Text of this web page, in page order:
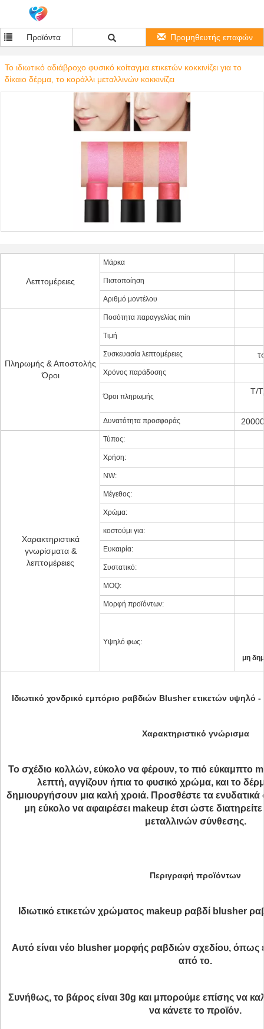
Προϊόντα Προμηθευτής επαφών
Το ιδιωτικό αδιάβροχο φυσικό κοίταγμα ετικετών κοκκινίζει για το
δίκαιο δέρμα, το κοράλλι μεταλλινών κοκκινίζει
Λεπτομέρειες
Μάρκα
Πιστοποίηση
Αριθμό μοντέλου
Πληρωμής & Αποστολής
Όροι
Ποσότητα παραγγελίας min
Τιμή
Συσκευασία λεπτομέρειες
Χρόνος παράδοσης
Όροι πληρωμής
T/
Δυνατότητα προσφοράς
Χαρακτηριστικά
γνωρίσματα &
λεπτομέρειες
Τύπος:
Χρήση:
NW:
Μέγεθος:
Χρώμα:
κοστούμι για:
Ευκαιρία:
Συστατικό:
MOQ:
Μορφή προϊόντων:
Υψηλό φως:
μη
Ιδιωτικό χονδρικό εμπόριο ραβδιών Blusher ετικετών υψηλό
Χαρακτηριστικό γνώρισμα
Το σχέδιο κολλών, εύκολο να φέρουν, το πιό εύκαμπτο
λεπτή, αγγίζουν ήπια το φυσικό χρώμα, και το
δημιουργήσουν μια καλή χροιά. Προσθέστε τα
μη εύκολο να αφαιρέσει makeup έτσι ώστε
μεταλλινών σύνθεσης.
Περιγραφή προϊόντων
Ιδιωτικό ετικετών χρώματος makeup ραβδί blusher
Αυτό είναι νέο blusher μορφής ραβδιών σχεδίου, όπως
από το.
Συνήθως, το βάρος είναι 30g και μπορούμε επίσης να
να κάνετε το προϊόν.